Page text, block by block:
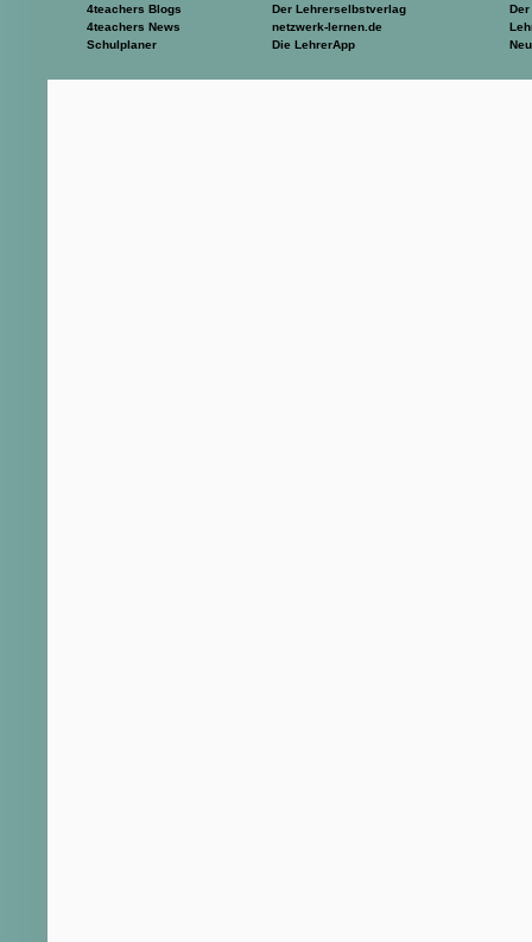
4teachers Blogs
4teachers News
Schulplaner
Der Lehrerselbstverlag
netzwerk-lernen.de
Die LehrerApp